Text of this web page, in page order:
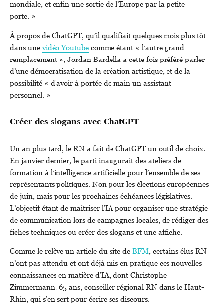
mondiale, et enfin une sortie de l’Europe par la petite
porte. »
À propos de ChatGPT, qu’il qualifiait quelques mois plus tôt
dans unevidéo Youtubecomme étant « l’autre grand
remplacement », Jordan Bardella a cette fois préféré parler
d’une démocratisation de la création artistique, et de la
possibilité « d’avoir à portée de main un assistant
personnel. »
Créer des slogans avec ChatGPT
Un an plus tard, le RN a fait de ChatGPT un outil de choix.
En janvier dernier, le parti inaugurait des ateliers de
formation à l’intelligence artificielle pour l’ensemble de ses
représentants politiques. Non pour les élections européennes
de juin, mais pour les prochaines échéances législatives.
L’objectif étant de maitriser l’IA pour organiser une stratégie
de communication lors de campagnes locales, de rédiger des
fiches techniques ou créer des slogans et une affiche.
Comme le relève un article du site deBFM, certains élus RN
n’ont pas attendu et ont déjà mis en pratique ces nouvelles
connaissances en matière d’IA, dont Christophe
Zimmermann, 65 ans, conseiller régional RN dans le Haut-
Rhin, qui s’en sert pour écrire ses discours.